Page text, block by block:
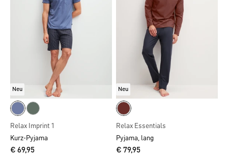
Neu
Relax Imprint 1
Kurz-Pyjama
€ 69,95
Neu
Relax Essentials
Pyjama, lang
€ 79,95